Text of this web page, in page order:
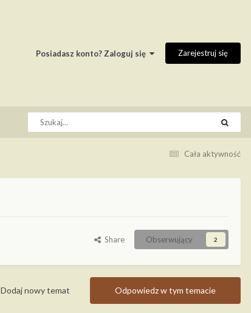
Posiadasz konto? Zaloguj się Zarejestruj się
Cała aktywność
Share Obserwujący 2
Odpowiedz w tym temacie
Dodaj nowy temat